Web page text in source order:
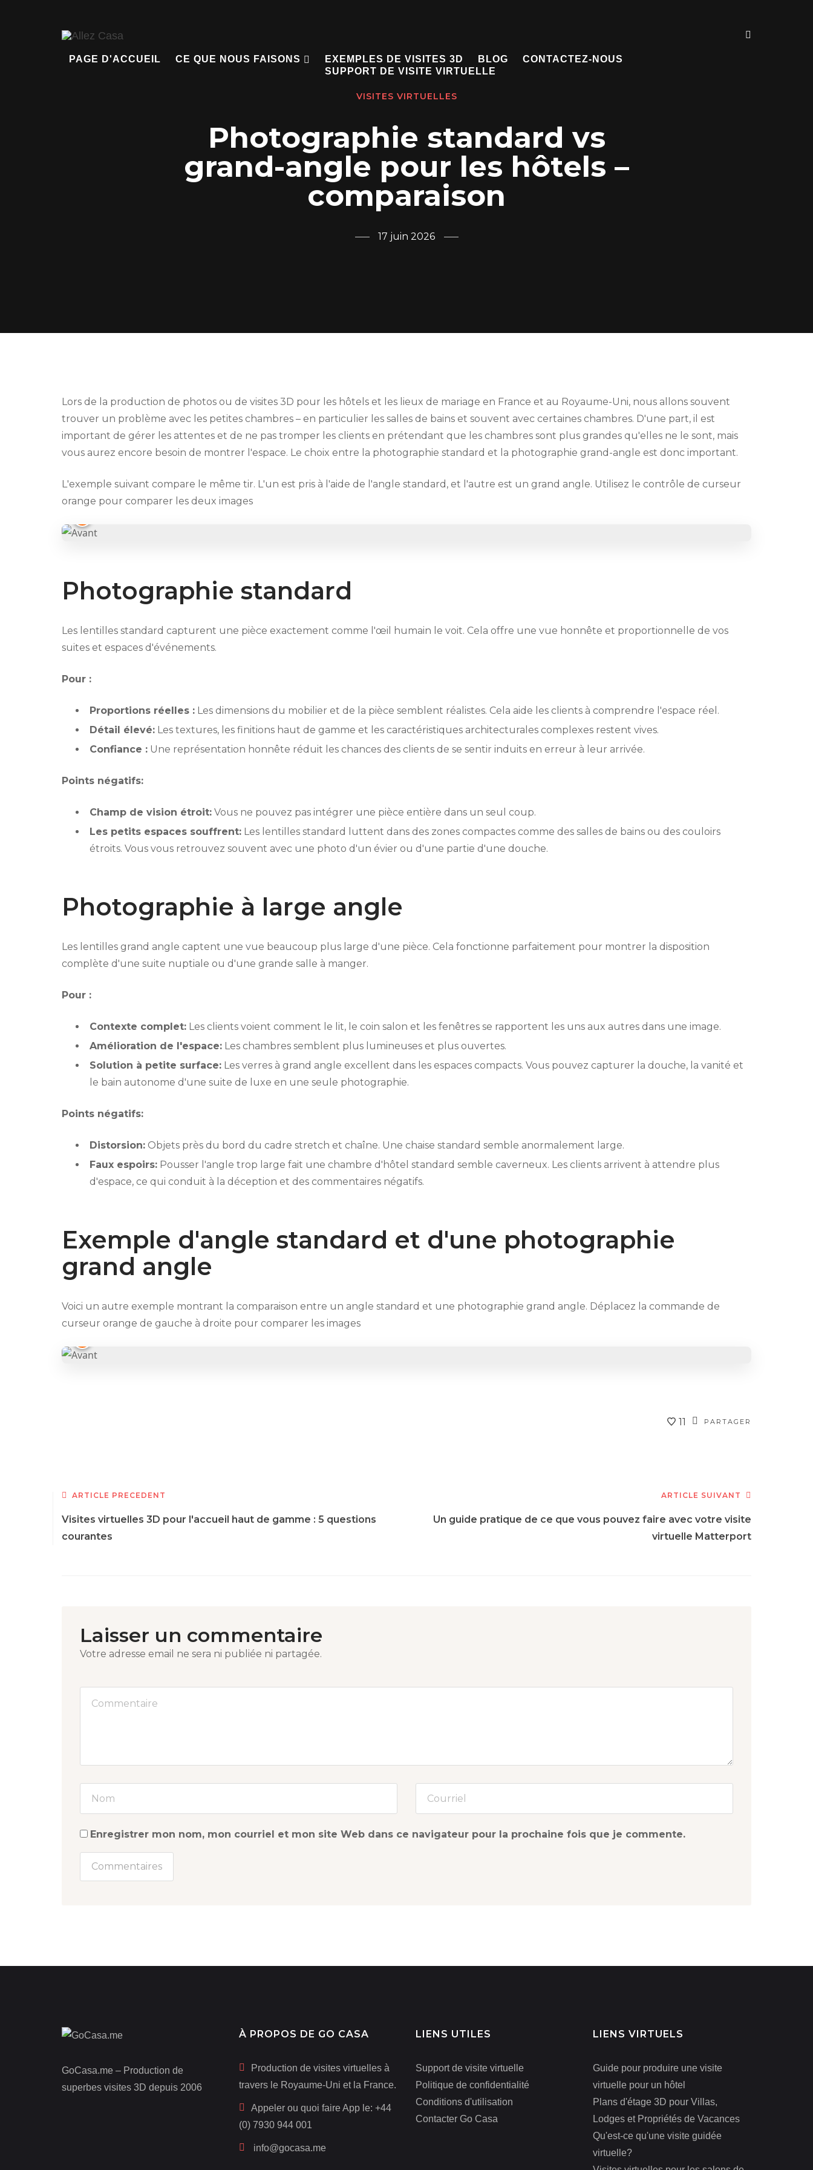
PAGE D'ACCUEIL CE QUE NOUS FAISONS EXEMPLES DE VISITES 3D BLOG
CONTACTEZ-NOUS
SUPPORT DE VISITE VIRTUELLE
VISITES VIRTUELLES
Photographie standard vs
grand-angle pour les hôtels –
comparaison
17 juin 2026
Lors de la production de photos ou de visites 3D pour les hôtels et les lieux de mariage en France et au Royaume-Uni, nous allons souvent
trouver un problème avec les petites chambres – en particulier les salles de bains et souvent avec certaines chambres. D'une part, il est
important de gérer les attentes et de ne pas tromper les clients en prétendant que les chambres sont plus grandes qu'elles ne le sont, mais
vous aurez encore besoin de montrer l'espace. Le choix entre la photographie standard et la photographie grand-angle est donc important.
L'exemple suivant compare le même tir. L'un est pris à l'aide de l'angle standard, et l'autre est un grand angle. Utilisez le contrôle de curseur
orange pour comparer les deux images
Photographie standard
Les lentilles standard capturent une pièce exactement comme l'œil humain le voit. Cela offre une vue honnête et proportionnelle de vos
suites et espaces d'événements.
Pour :
Proportions réelles : Les dimensions du mobilier et de la pièce semblent réalistes. Cela aide les clients à comprendre l'espace réel.
Détail élevé: Les textures, les finitions haut de gamme et les caractéristiques architecturales complexes restent vives.
Confiance : Une représentation honnête réduit les chances des clients de se sentir induits en erreur à leur arrivée.
Points négatifs:
Champ de vision étroit: Vous ne pouvez pas intégrer une pièce entière dans un seul coup.
Les petits espaces souffrent: Les lentilles standard luttent dans des zones compactes comme des salles de bains ou des couloirs
étroits. Vous vous retrouvez souvent avec une photo d'un évier ou d'une partie d'une douche.
Photographie à large angle
Les lentilles grand angle captent une vue beaucoup plus large d'une pièce. Cela fonctionne parfaitement pour montrer la disposition
complète d'une suite nuptiale ou d'une grande salle à manger.
Pour :
Contexte complet: Les clients voient comment le lit, le coin salon et les fenêtres se rapportent les uns aux autres dans une image.
Amélioration de l'espace: Les chambres semblent plus lumineuses et plus ouvertes.
Solution à petite surface: Les verres à grand angle excellent dans les espaces compacts. Vous pouvez capturer la douche, la vanité et
le bain autonome d'une suite de luxe en une seule photographie.
Points négatifs:
Distorsion: Objets près du bord du cadre stretch et chaîne. Une chaise standard semble anormalement large.
Faux espoirs: Pousser l'angle trop large fait une chambre d'hôtel standard semble caverneux. Les clients arrivent à attendre plus
d'espace, ce qui conduit à la déception et des commentaires négatifs.
Exemple d'angle standard et d'une photographie
grand angle
Voici un autre exemple montrant la comparaison entre un angle standard et une photographie grand angle. Déplacez la commande de
curseur orange de gauche à droite pour comparer les images
PARTAGER
11
ARTICLE PRÉCÉDENT
Visites virtuelles 3D pour l'accueil haut de gamme : 5 questions
courantes
ARTICLE SUIVANT
Un guide pratique de ce que vous pouvez faire avec votre visite
virtuelle Matterport
Laisser un commentaire
Votre adresse email ne sera ni publiée ni partagée.
Enregistrer mon nom, mon courriel et mon site Web dans ce navigateur pour la prochaine fois que je commente.
GoCasa.me – Production de
superbes visites 3D depuis 2006
À PROPOS DE GO CASA
Production de visites virtuelles à
travers le Royaume-Uni et la France.
Appeler ou quoi faire App le: +44
(0) 7930 944 001
info@gocasa.me
LIENS UTILES
Support de visite virtuelle
Politique de confidentialité
Conditions d'utilisation
Contacter Go Casa
LIENS VIRTUELS
Guide pour produire une visite
virtuelle pour un hôtel
Plans d'étage 3D pour Villas,
Lodges et Propriétés de Vacances
Qu'est-ce qu'une visite guidée
virtuelle?